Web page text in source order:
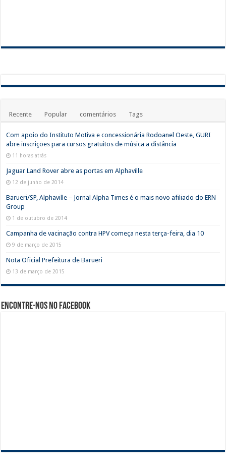
Recente Popular comentários Tags
Com apoio do Instituto Motiva e concessionária Rodoanel Oeste, GURI
abre inscrições para cursos gratuitos de música a distância
11 horas atrás
Jaguar Land Rover abre as portas em Alphaville
12 de junho de 2014
Barueri/SP, Alphaville – Jornal Alpha Times é o mais novo afiliado do ERN
Group
1 de outubro de 2014
Campanha de vacinação contra HPV começa nesta terça-feira, dia 10
9 de março de 2015
Nota Oficial Prefeitura de Barueri
13 de março de 2015
Encontre-nos no Facebook